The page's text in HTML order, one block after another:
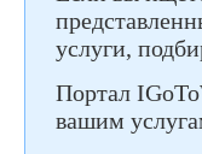
услуги,
Портал
вашим